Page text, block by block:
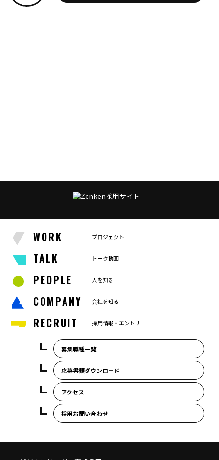
WORK プロジェクト
TALK トーク動画
PEOPLE 人を知る
COMPANY 会社を知る
RECRUIT 採用情報・エントリー
募集職種一覧
応募書類ダウンロード
アクセス
採用お問い合わせ